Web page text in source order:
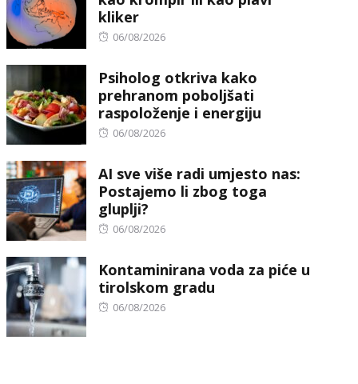
kliker
Posted
06/08/2026
Psiholog otkriva kako
prehranom poboljšati
raspoloženje i energiju
Posted
06/08/2026
AI sve više radi umjesto nas:
Postajemo li zbog toga
gluplji?
Posted
06/08/2026
Kontaminirana voda za piće u
tirolskom gradu
Posted
06/08/2026